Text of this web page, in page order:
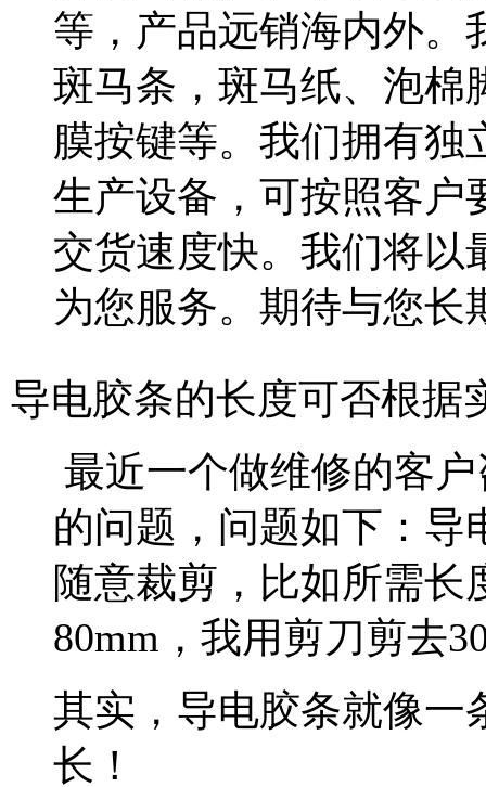
等，产品远销海内外。
斑马条，斑马纸、泡棉
膜按键等。我们拥有独
生产设备，可按照客户
交货速度快。我们将以
为您服务。期待与您长
导电胶条的长度可否根据
最近一个做维修的客
的问题，问题如下：导
随意裁剪，比如所需长
80mm，我用剪刀剪去
其实，导电胶条就像一
长！